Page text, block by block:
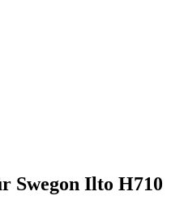
Swegon Ilto H710